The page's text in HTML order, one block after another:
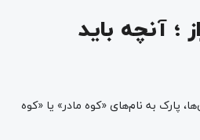
؛ آنچه باید
پارک به نام‌های «کوه مادر» یا «کوه